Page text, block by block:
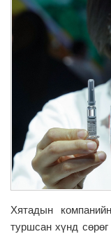
Хятадын
туршсан хүнд